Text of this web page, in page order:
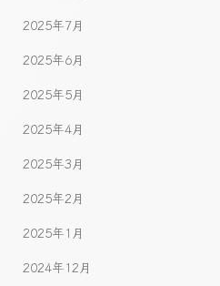
2025年7月
2025年6月
2025年5月
2025年4月
2025年3月
2025年2月
2025年1月
2024年12月